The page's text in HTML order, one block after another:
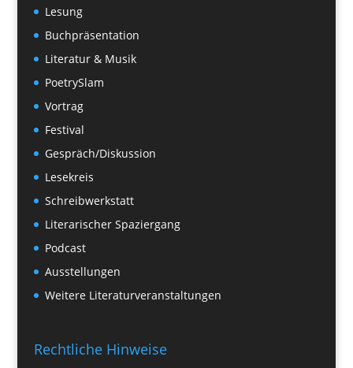
Lesung
Buchpräsentation
Literatur & Musik
PoetrySlam
Vortrag
Festival
Gespräch/Diskussion
Lesekreis
Schreibwerkstatt
Literarischer Spaziergang
Podcast
Ausstellungen
Weitere Literaturveranstaltungen
Rechtliche Hinweise